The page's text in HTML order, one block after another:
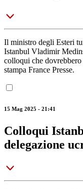
Il ministro degli Esteri
Istanbul Vladimir
colloqui che
stampa France Presse.
15 Mag 2025 - 21:41
Colloqui
delegazione